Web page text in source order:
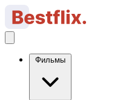
Фильмы